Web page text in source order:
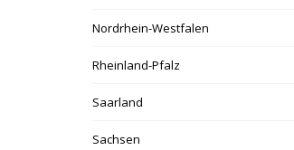
Nordrhein-Westfalen
Rheinland-Pfalz
Saarland
Sachsen